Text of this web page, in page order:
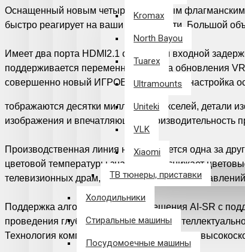
Kromax
North Bayou
Tuarex
Ultramounts
Uniteki
VLK
Xiaomi
ТВ тюнеры, приставки
Холодильники
Стиральные машины
Посудомоечные машины
Оснащенный новым четырехъядерным флагманским
быстро реагирует на ваши потребности. Большой
Имеет два порта HDMI2.1 с меньшей входной
поддерживается переменная частота обновления
совершенно новый ИГРОВОЙ РЕЖИМ*, настройка
тображаются десятки миллионов пикселей, детали
изображения и впечатляющую производительность
Производственная линия настраивается одна за
цветовой температуры значительно снижает
телевизионных драм, холодные цвета
Поддержка алгоритма суперразрешения AI-SR с
проведения глубоких исследований,
Технология компенсации движения MEMC,